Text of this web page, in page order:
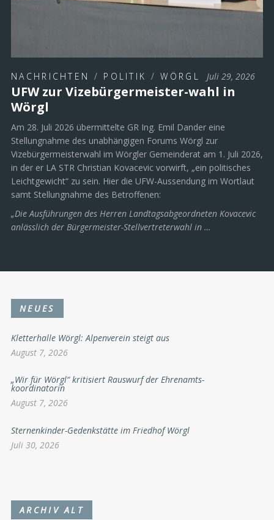
NACHRICHTEN / POLITIK /WÖRGL Juli 29, 2026
UFW zur Vizebürgermeister-wahl in
Wörgl
Am 28. Juli 2026 übermittelte GR Ing. Emil Dander eine
Stellungnahme des unabhängigen Forums Wörgl zur
Vizebürgermeisterwahl im Wörgler Gemeinderat am 1. Juli 2026,
in der er LA STR Christian Kovacevic vorwirft, „ein politisches
Leichtgewicht“ zu sein. Hier die UFW-Aussendung im Wortlaut
samt Stellungnahme des Betroffenen:
„Die Ausführungen des Herren Landtagsabgeordneten Kovacevic
anlässlich der Bürgermeister-Stellvertreterwahl in …
NEUES
Kletterhalle Wörgl: Alpenverein steigt aus
August 7, 2026
„Wir für Wörgl“ kritisiert Rauswurf der Ehrenamts-
koordinatorin
August 7, 2026
Sternenkinder-Gedenkstätte im Friedhof Wörgl
Juli 30, 2026
ARCHIV ALT